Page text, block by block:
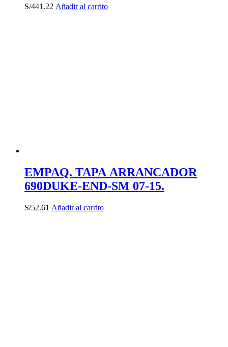
S/441.22 Añadir al carrito
EMPAQ. TAPA ARRANCADOR
690DUKE-END-SM 07-15.
S/52.61 Añadir al carrito